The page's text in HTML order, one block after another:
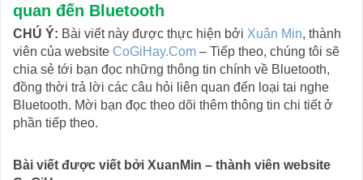
quan đến Bluetooth
CHÚ Ý: Bài viết này được thực hiện bởi Xuân Min, thành
viên của website CoGiHay.Com – Tiếp theo, chúng tôi sẽ
chia sẻ tới bạn đọc những thông tin chính về Bluetooth,
đồng thời trả lời các câu hỏi liên quan đến loại tai nghe
Bluetooth. Mời bạn đọc theo dõi thêm thông tin chi tiết ở
phần tiếp theo.
Bài viết được viết bởi XuanMin – thành viên website